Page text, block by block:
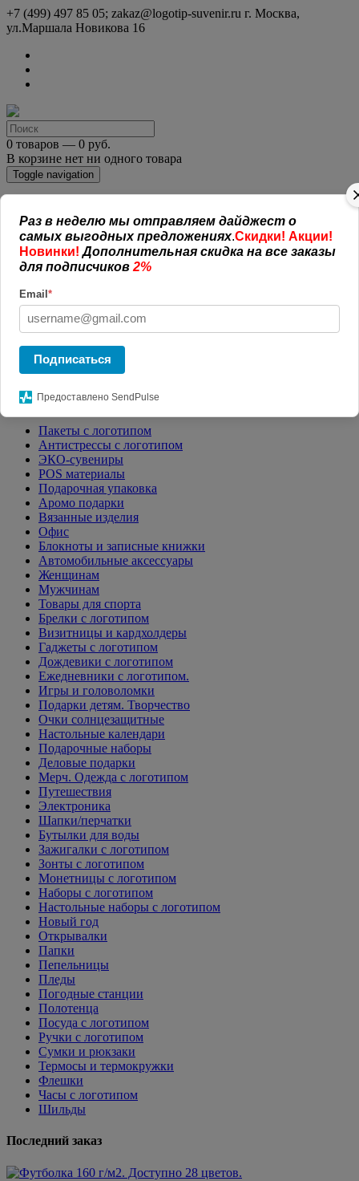
+7 (499) 497 85 05; zakaz@logotip-suvenir.ru г. Москва,
ул.Маршала Новикова 16
0 товаров — 0 руб.
В корзине нет ни одного товара
Toggle navigation
КАТАЛОГ СУВЕНИРОВ
Нанесение логотипа
Рекламная полиграфия
Оплата и доставка
Открытая информация
УСЛОВИЯ И ГАРАНТИИ
Наши работы
Новости
Обратная связь
РЕКЛАМНАЯ ПРОДУКЦИЯ
Пакеты с логотипом
Антистрессы с логотипом
ЭКО-сувениры
POS материалы
Подарочная упаковка
Аромо подарки
Вязанные изделия
Офис
Блокноты и записные книжки
Автомобильные аксессуары
Женщинам
Мужчинам
Товары для спорта
Брелки с логотипом
Визитницы и кардхолдеры
Гаджеты с логотипом
Дождевики с логотипом
Ежедневники с логотипом.
Игры и головоломки
Подарки детям. Творчество
Очки солнцезащитные
Настольные календари
Подарочные наборы
Деловые подарки
Мерч. Одежда с логотипом
Путешествия
Электроника
Шапки/перчатки
Бутылки для воды
Зажигалки с логотипом
Зонты с логотипом
Монетницы с логотипом
Наборы с логотипом
Настольные наборы с логотипом
Новый год
Открывалки
Папки
Пепельницы
Пледы
Погодные станции
Полотенца
Посуда с логотипом
Ручки с логотипом
Сумки и рюкзаки
Термосы и термокружки
Флешки
Часы с логотипом
Шильды
Последний заказ
Раз в неделю мы отправляем дайджест о
самых выгодных предложениях.Скидки! Акции!
Новинки!Дополнительная скидка на все заказы
для подписчиков 2%
Email *
Подписаться
Предоставлено SendPulse